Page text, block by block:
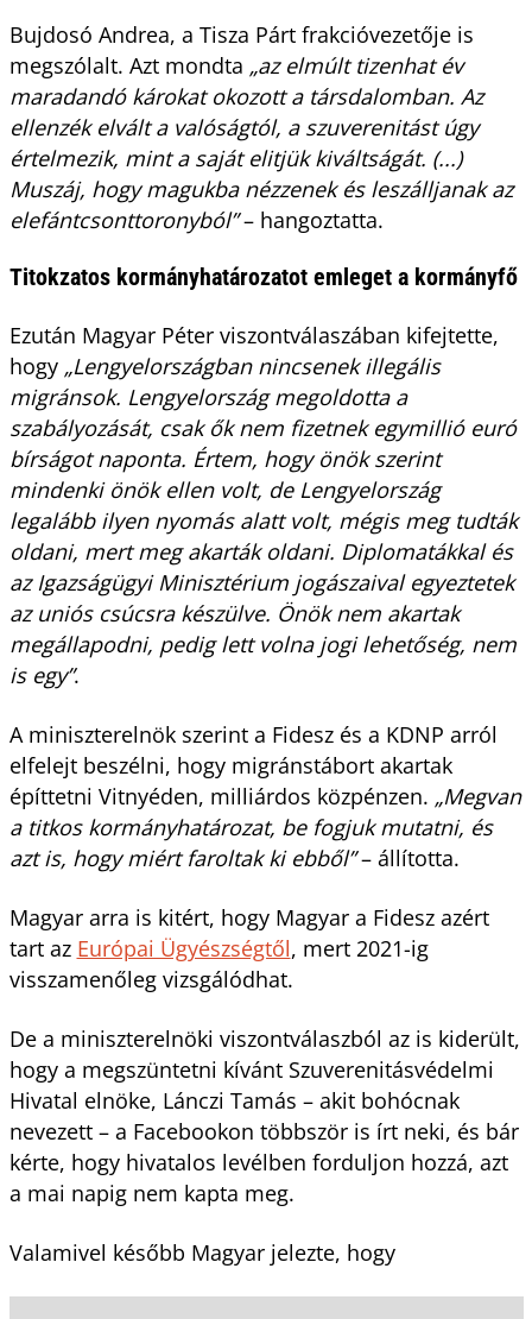
Bujdosó Andrea, a Tisza Párt frakcióvezetője is
megszólalt. Azt mondta „az elmúlt tizenhat év
maradandó károkat okozott a társdalomban. Az
ellenzék elvált a valóságtól, a szuverenitást úgy
értelmezik, mint a saját elitjük kiváltságát. (...)
Muszáj, hogy magukba nézzenek és leszálljanak az
elefántcsonttoronyból”– hangoztatta.
Titokzatos kormányhatározatot emleget a kormányfő
Ezután Magyar Péter viszontválaszában kifejtette,
hogy „Lengyelországban nincsenek illegális
migránsok. Lengyelország megoldotta a
szabályozását, csak ők nem fizetnek egymillió euró
bírságot naponta. Értem, hogy önök szerint
mindenki önök ellen volt, de Lengyelország
legalább ilyen nyomás alatt volt, mégis meg tudták
oldani, mert meg akarták oldani. Diplomatákkal és
az Igazságügyi Minisztérium jogászaival egyeztetek
az uniós csúcsra készülve. Önök nem akartak
megállapodni, pedig lett volna jogi lehetőség, nem
is egy”.
A miniszterelnök szerint a Fidesz és a KDNP arról
elfelejt beszélni, hogy migránstábort akartak
építtetni Vitnyéden, milliárdos közpénzen. „Megvan
a titkos kormányhatározat, be fogjuk mutatni, és
azt is, hogy miért faroltak ki ebből”– állította.
Magyar arra is kitért, hogy Magyar a Fidesz azért
tart az Európai Ügyészségtől, mert 2021-ig
visszamenőleg vizsgálódhat.
De a miniszterelnöki viszontválaszból az is kiderült,
hogy a megszüntetni kívánt Szuverenitásvédelmi
Hivatal elnöke, Lánczi Tamás – akit bohócnak
nevezett – a Facebookon többször is írt neki, és bár
kérte, hogy hivatalos levélben forduljon hozzá, azt
a mai napig nem kapta meg.
Valamivel később Magyar jelezte, hogy